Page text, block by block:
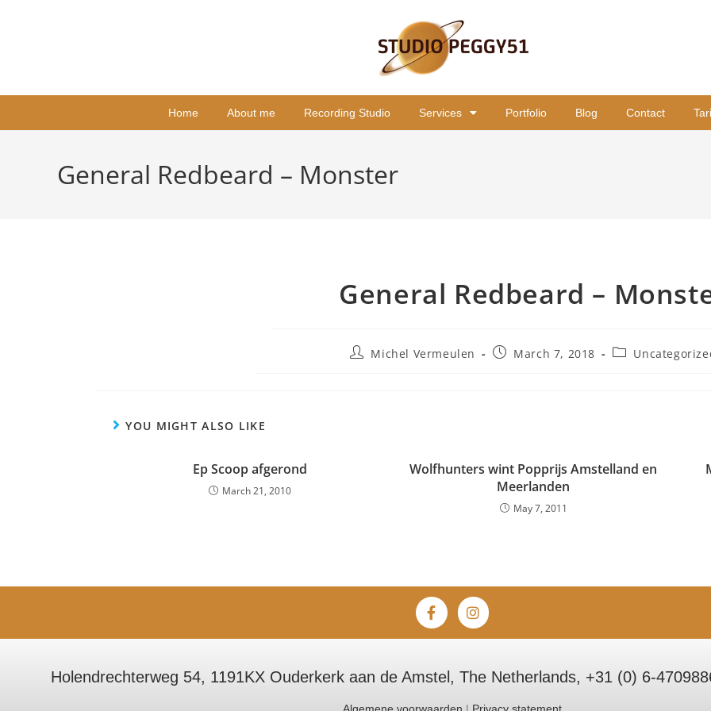
Home About me Recording Studio Services Portfolio Blog Contact
General Redbeard – Monster
General Redbeard –
Michel Vermeulen March 7, 2018
YOU MIGHT ALSO LIKE
Ep Scoop afgerond
March 21, 2010
Wolfhunters wint Popprijs Amstelland en
Meerlanden
May 7, 2011
Holendrechterweg 54, 1191KX Ouderkerk aan de Amstel, The Netherlands, +31 (0) 6-
Algemene voorwaarden | Privacy statement